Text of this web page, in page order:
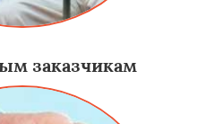
заказчикам